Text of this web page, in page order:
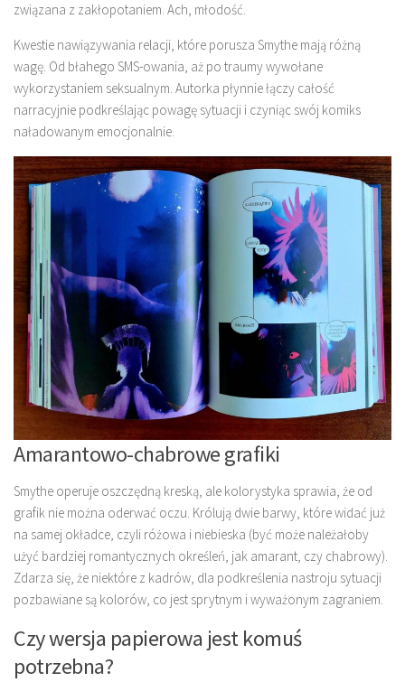
związana z zakłopotaniem. Ach, młodość.
Kwestie nawiązywania relacji, które porusza Smythe mają różną
wagę. Od błahego SMS-owania, aż po traumy wywołane
wykorzystaniem seksualnym. Autorka płynnie łączy całość
narracyjnie podkreślając powagę sytuacji i czyniąc swój komiks
naładowanym emocjonalnie.
Amarantowo-chabrowe grafiki
Smythe operuje oszczędną kreską, ale kolorystyka sprawia, że od
grafik nie można oderwać oczu. Królują dwie barwy, które widać już
na samej okładce, czyli różowa i niebieska (być może należałoby
użyć bardziej romantycznych określeń, jak amarant, czy chabrowy).
Zdarza się, że niektóre z kadrów, dla podkreślenia nastroju sytuacji
pozbawiane są kolorów, co jest sprytnym i wyważonym zagraniem.
Czy wersja papierowa jest komuś
potrzebna?